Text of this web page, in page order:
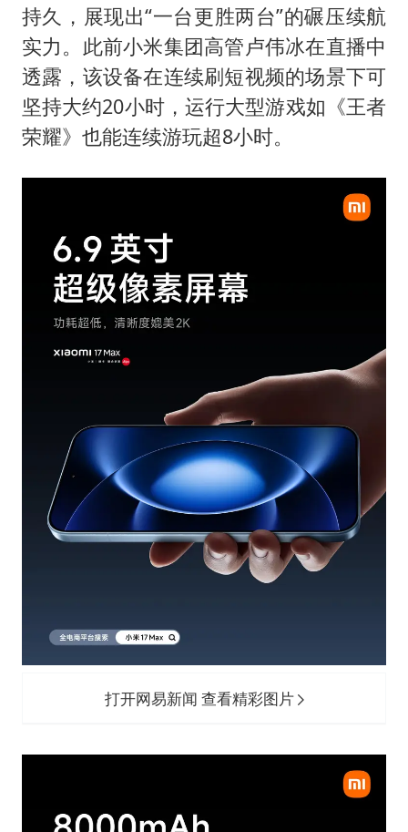
持久，展现出“一台更胜两台”的碾压续航
实力。此前小米集团高管卢伟冰在直播中
透露，该设备在连续刷短视频的场景下可
坚持大约20小时，运行大型游戏如《王者
荣耀》也能连续游玩超8小时。
打开网易新闻 查看精彩图片